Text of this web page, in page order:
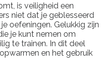
is veiligheid een
niet dat je geblesseerd
oefeningen. Gelukkig zijn
je kunt nemen om
te trainen. In dit deel
en het gebruik